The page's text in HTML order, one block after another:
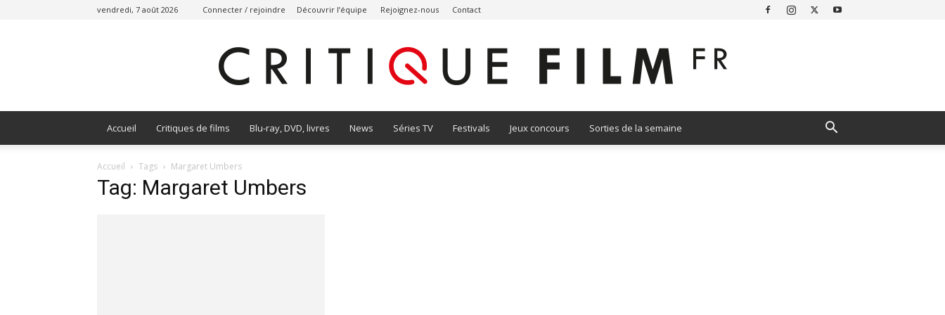
vendredi, 7 août 2026 Connecter / rejoindre Découvrir l’équipe Rejoignez-nous Contact
Accueil Critiques de films Blu-ray, DVD, livres News Séries TV Festivals Jeux concours Sorties de la semaine
Accueil Tags Margaret Umbers
Tag: Margaret Umbers